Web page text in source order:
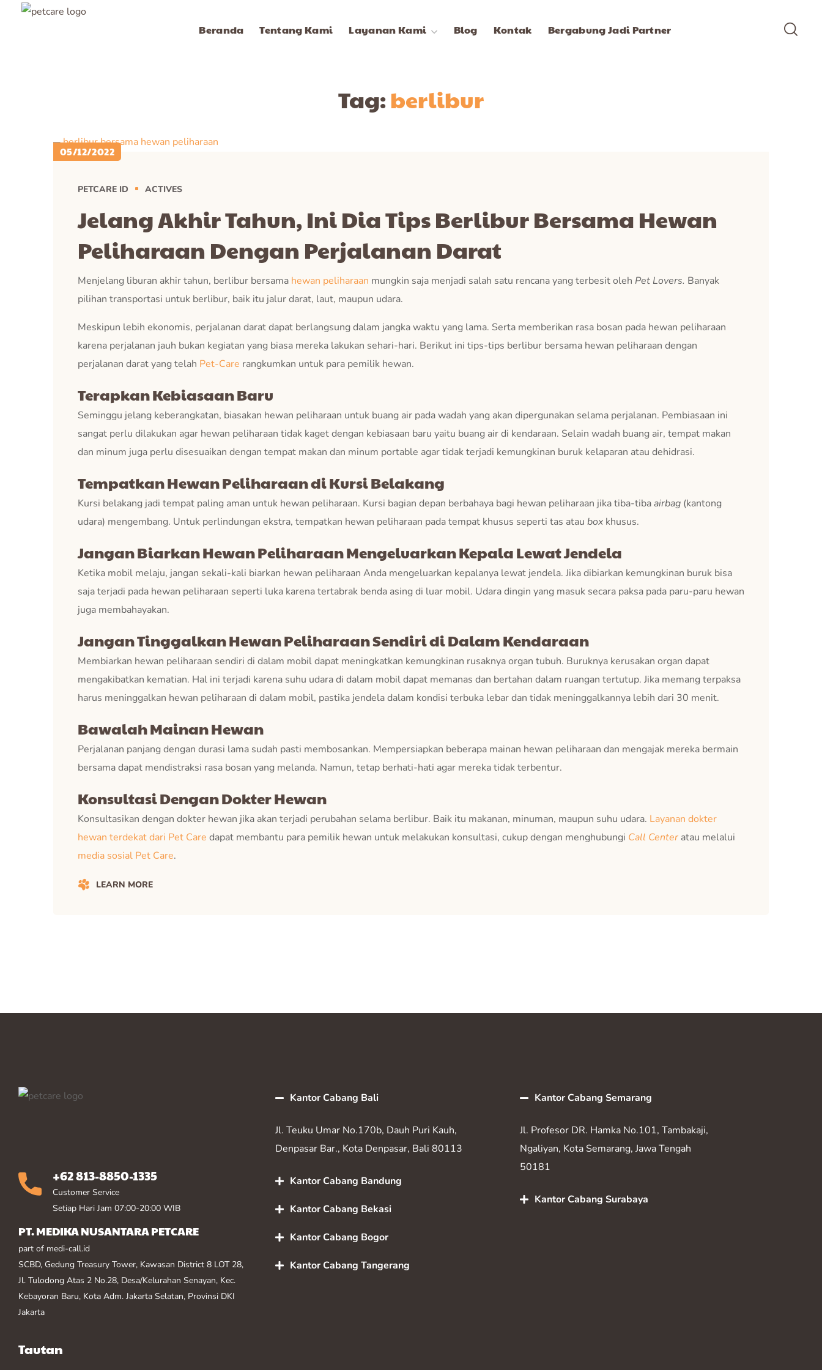
Beranda Tentang Kami Layanan Kami Blog Kontak Bergabung Jadi Partner
Tag:berlibur
05/12/2022
PETCARE ID ACTIVES
Jelang Akhir Tahun, Ini Dia Tips Berlibur Bersama Hewan
Peliharaan Dengan Perjalanan Darat
Menjelang liburan akhir tahun, berlibur bersama hewan peliharaan mungkin saja menjadi salah satu rencana yang terbesit oleh Pet Lovers. Banyak
pilihan transportasi untuk berlibur, baik itu jalur darat, laut, maupun udara.
Meskipun lebih ekonomis, perjalanan darat dapat berlangsung dalam jangka waktu yang lama. Serta memberikan rasa bosan pada hewan peliharaan
karena perjalanan jauh bukan kegiatan yang biasa mereka lakukan sehari-hari. Berikut ini tips-tips berlibur bersama hewan peliharaan dengan
perjalanan darat yang telah Pet-Care rangkumkan untuk para pemilik hewan.
Terapkan Kebiasaan Baru
Seminggu jelang keberangkatan, biasakan hewan peliharaan untuk buang air pada wadah yang akan dipergunakan selama perjalanan. Pembiasaan ini
sangat perlu dilakukan agar hewan peliharaan tidak kaget dengan kebiasaan baru yaitu buang air di kendaraan. Selain wadah buang air, tempat makan
dan minum juga perlu disesuaikan dengan tempat makan dan minum portable agar tidak terjadi kemungkinan buruk kelaparan atau dehidrasi.
Tempatkan Hewan Peliharaan di Kursi Belakang
Kursi belakang jadi tempat paling aman untuk hewan peliharaan. Kursi bagian depan berbahaya bagi hewan peliharaan jika tiba-tibaairbag (kantong
udara) mengembang. Untuk perlindungan ekstra, tempatkan hewan peliharaan pada tempat khusus seperti tas atau box khusus.
Jangan Biarkan Hewan Peliharaan Mengeluarkan Kepala Lewat Jendela
Ketika mobil melaju, jangan sekali-kali biarkan hewan peliharaan Anda mengeluarkan kepalanya lewat jendela. Jika dibiarkan kemungkinan buruk bisa
saja terjadi pada hewan peliharaan seperti luka karena tertabrak benda asing di luar mobil. Udara dingin yang masuk secara paksa pada paru-paru hewan
juga membahayakan.
Jangan Tinggalkan Hewan Peliharaan Sendiri di Dalam Kendaraan
Membiarkan hewan peliharaan sendiri di dalam mobil dapat meningkatkan kemungkinan rusaknya organ tubuh. Buruknya kerusakan organ dapat
mengakibatkan kematian. Hal ini terjadi karena suhu udara di dalam mobil dapat memanas dan bertahan dalam ruangan tertutup. Jika memang terpaksa
harus meninggalkan hewan peliharaan di dalam mobil, pastika jendela dalam kondisi terbuka lebar dan tidak meninggalkannya lebih dari 30 menit.
Bawalah Mainan Hewan
Perjalanan panjang dengan durasi lama sudah pasti membosankan. Mempersiapkan beberapa mainan hewan peliharaan dan mengajak mereka bermain
bersama dapat mendistraksi rasa bosan yang melanda. Namun, tetap berhati-hati agar mereka tidak terbentur.
Konsultasi Dengan Dokter Hewan
Konsultasikan dengan dokter hewan jika akan terjadi perubahan selama berlibur. Baik itu makanan, minuman, maupun suhu udara. Layanan dokter
hewan terdekat dari Pet Care dapat membantu para pemilik hewan untuk melakukan konsultasi, cukup dengan menghubungi Call Center atau melalui
media sosial Pet Care.
LEARN MORE
+62 813-8850-1335
Customer Service
Setiap Hari Jam 07:00-20:00 WIB
PT. MEDIKA NUSANTARA PETCARE
part of medi-call.id
SCBD, Gedung Treasury Tower, Kawasan District 8 LOT 28,
Jl. Tulodong Atas 2 No.28, Desa/Kelurahan Senayan, Kec.
Kebayoran Baru, Kota Adm. Jakarta Selatan, Provinsi DKI
Jakarta
Tautan
Kantor Cabang Bali
Jl. Teuku Umar No.170b, Dauh Puri Kauh,
Denpasar Bar., Kota Denpasar, Bali 80113
Kantor Cabang Bandung
Kantor Cabang Bekasi
Kantor Cabang Bogor
Kantor Cabang Tangerang
Kantor Cabang Semarang
Jl. Profesor DR. Hamka No.101, Tambakaji,
Ngaliyan, Kota Semarang, Jawa Tengah
50181
Kantor Cabang Surabaya